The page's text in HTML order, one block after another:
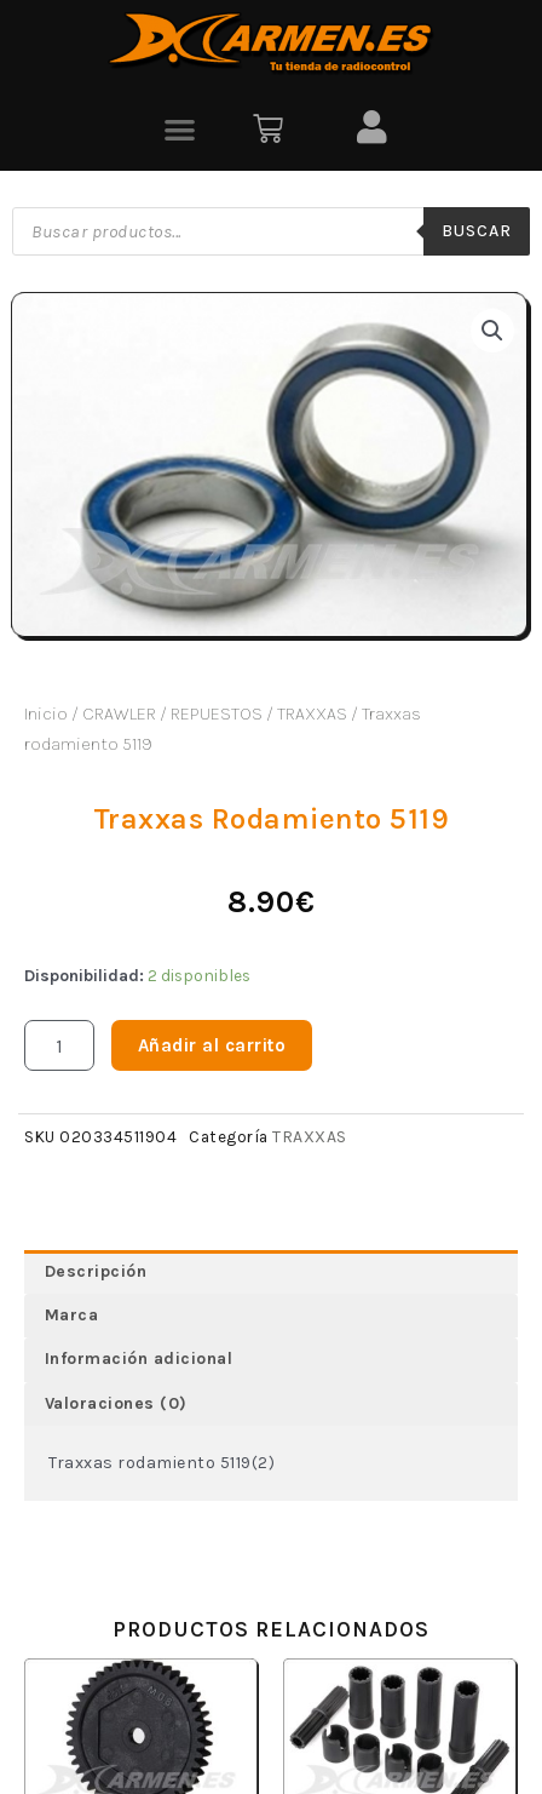
BUSCAR
Inicio / CRAWLER / REPUESTOS / TRAXXAS / Traxxas
rodamiento 5119
Traxxas Rodamiento 5119
8.90€
Disponibilidad: 2 disponibles
Añadir al carrito
SKU 020334511904 Categoría TRAXXAS
Descripción
Marca
Información adicional
Valoraciones (0)
Traxxas rodamiento 5119(2)
PRODUCTOS RELACIONADOS